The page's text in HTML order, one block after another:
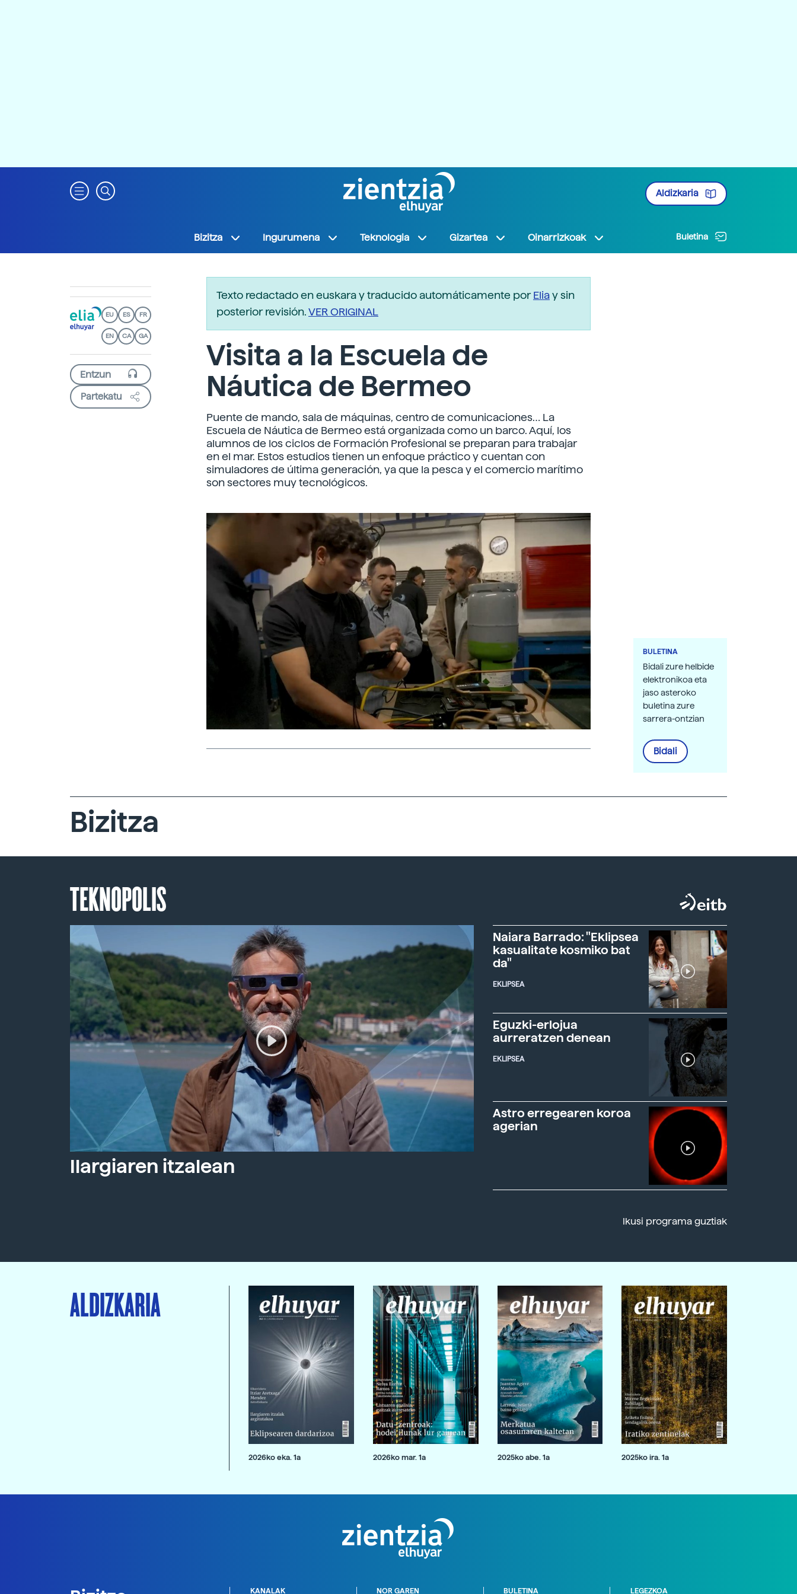
Aldizkaria
Bizitza Ingurumena Teknologia Gizartea Oinarrizkoak Buletina
EU ES FR
EN CA GA
Partekatu
Texto redactado en euskara y traducido automáticamente porEliay sin
posterior revisión.VER ORIGINAL
Visita a la Escuela de
Náutica de Bermeo
Puente de mando, sala de máquinas, centro de comunicaciones… La
Escuela de Náutica de Bermeo está organizada como un barco. Aquí, los
alumnos de los ciclos de Formación Profesional se preparan para trabajar
en el mar. Estos estudios tienen un enfoque práctico y cuentan con
simuladores de última generación, ya que la pesca y el comercio marítimo
son sectores muy tecnológicos.
BULETINA
Bidali zure helbide
elektronikoa eta
jaso asteroko
buletina zure
sarrera-ontzian
Bidali
Bizitza
TEKNOPOLIS
Ilargiaren itzalean
Naiara Barrado: "Eklipsea
kasualitate kosmiko bat
da"
EKLIPSEA
Eguzki-erlojua
aurreratzen denean
EKLIPSEA
Astro erregearen koroa
agerian
Ikusi programa guztiak
ALDIZKARIA
2026ko eka. 1a 2026ko mar. 1a 2025ko abe. 1a 2025ko ira. 1a
KANALAK NOR GAREN BULETINA LEGEZKOA